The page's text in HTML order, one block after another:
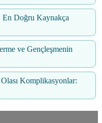
En Doğru Kaynakça
ve Gençleşmenin
Komplikasyonlar: